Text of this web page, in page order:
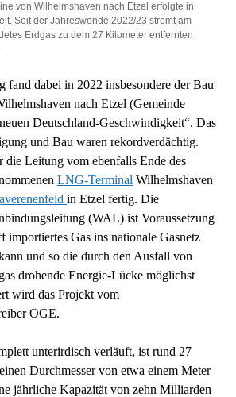
von Wilhelmshaven nach Etzel erfolgte in
Seit der Jahreswende 2022/23 strömt am
Erdgas zu dem 27 Kilometer entfernten
fand dabei in 2022 insbesondere der Bau
nach Etzel (Gemeinde
Deutschland-Geschwindigkeit“. Das
und Bau waren rekordverdächtig.
die Leitung vom ebenfalls Ende des
LNG-Terminal Wilhelmshaven
in Etzel fertig. Die
(WAL) ist Voraussetzung
importiertes Gas ins nationale Gasnetz
und so die durch den Ausfall von
drohende Energie-Lücke möglichst
wird das Projekt vom
OGE.
unterirdisch verläuft, ist rund 27
Durchmesser von etwa einem Meter
jährliche Kapazität von zehn Milliarden